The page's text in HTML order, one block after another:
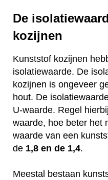
De
kozijnen
Kunststof kozijnen
isolatiewaarde. De
kozijnen is ongeveer
hout. De
U-waarde. Regel
waarde, hoe beter het
waarde van een
de 1,8 en de 1,4.
Meestal bestaan